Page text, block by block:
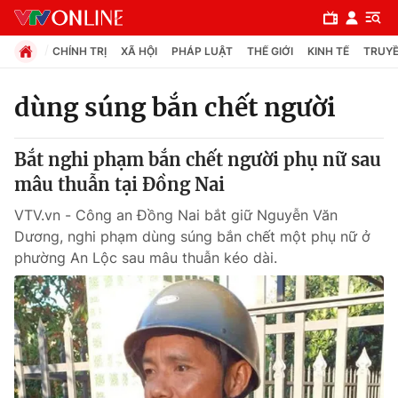
Chuyên mục
Chính trị
Xã hội
Pháp luật
Y tế
Thế giới
CHÍNH TRỊ XÃ HỘI PHÁP LUẬT THẾ GIỚI KINH TẾ
dùng súng bắn chết người
Bắt nghi phạm bắn chết người phụ nữ sau
mâu thuẫn tại Đồng Nai
VTV.vn - Công an Đồng Nai bắt giữ Nguyễn Văn
Dương, nghi phạm dùng súng bắn chết một phụ nữ ở
phường An Lộc sau mâu thuẫn kéo dài.